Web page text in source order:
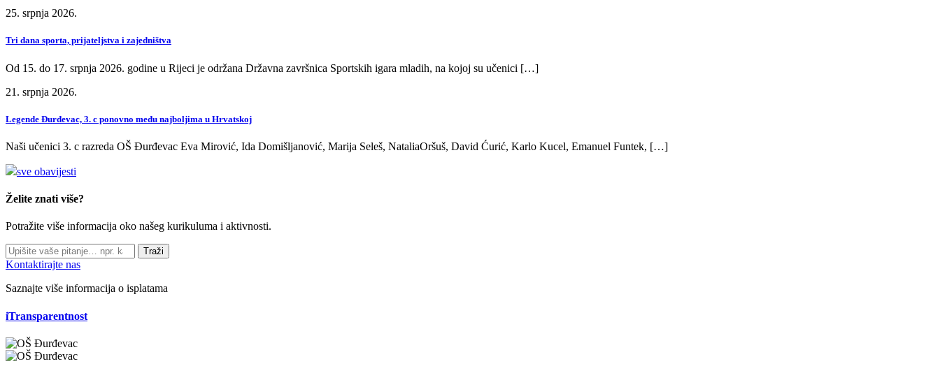
25. srpnja 2026.
Tri dana sporta, prijateljstva i zajedništva
Od 15. do 17. srpnja 2026. godine u Rijeci je održana Državna završnica Sportskih igara mladih, na kojoj su učenici […]
21. srpnja 2026.
Legende Đurđevac, 3. c ponovno među najboljima u Hrvatskoj
Naši učenici 3. c razreda OŠ Đurđevac Eva Mirović, Ida Domišljanović, Marija Seleš, NataliaOršuš, David Ćurić, Karlo Kucel, Emanuel Funtek, […]
sve obavijesti
Želite znati više?
Potražite više informacija oko našeg kurikuluma i aktivnosti.
Traži
Kontaktirajte nas
Saznajte više informacija o isplatama
iTransparentnost